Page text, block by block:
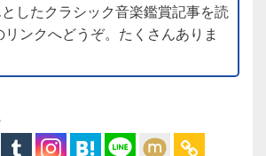
したクラシック音楽鑑賞記事を読
ンクへどうぞ。たくさんありま